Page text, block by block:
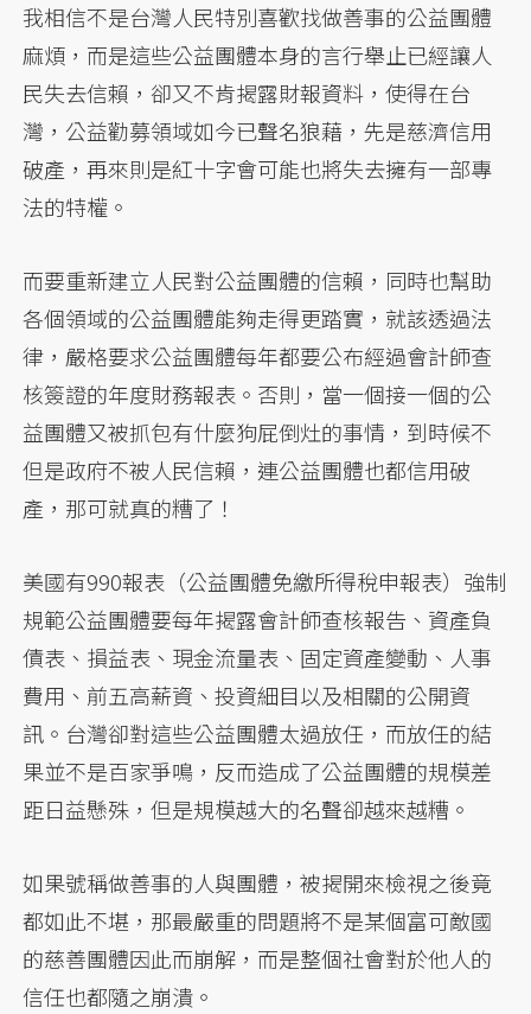
我相信不是台灣人民特別喜歡找做善事的公益團體
麻煩，而是這些公益團體本身的言行舉止已經讓人
民失去信賴，卻又不肯揭露財報資料，使得在台
灣，公益勸募領域如今已聲名狼藉，先是慈濟信用
破產，再來則是紅十字會可能也將失去擁有一部專
法的特權。
而要重新建立人民對公益團體的信賴，同時也幫助
各個領域的公益團體能夠走得更踏實，就該透過法
律，嚴格要求公益團體每年都要公布經過會計師查
核簽證的年度財務報表。否則，當一個接一個的公
益團體又被抓包有什麼狗屁倒灶的事情，到時候不
但是政府不被人民信賴，連公益團體也都信用破
產，那可就真的糟了！
美國有990報表（公益團體免繳所得稅申報表）強制
規範公益團體要每年揭露會計師查核報告、資產負
債表、損益表、現金流量表、固定資產變動、人事
費用、前五高薪資、投資細目以及相關的公開資
訊。台灣卻對這些公益團體太過放任，而放任的結
果並不是百家爭鳴，反而造成了公益團體的規模差
距日益懸殊，但是規模越大的名聲卻越來越糟。
如果號稱做善事的人與團體，被揭開來檢視之後竟
都如此不堪，那最嚴重的問題將不是某個富可敵國
的慈善團體因此而崩解，而是整個社會對於他人的
信任也都隨之崩潰。